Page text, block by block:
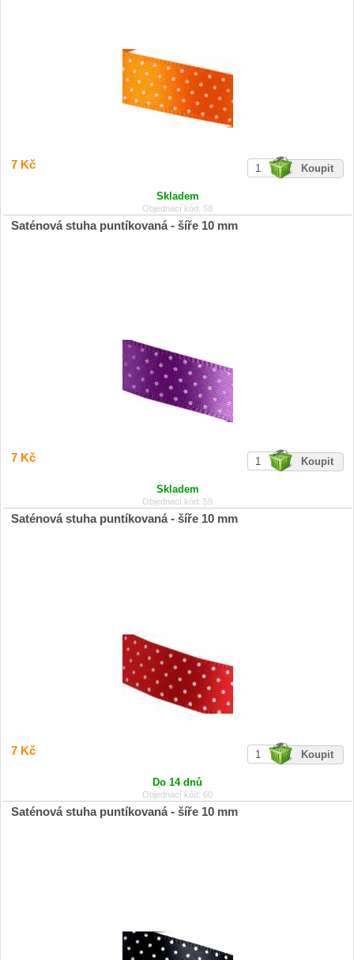
7 Kč
Skladem
Objednací kód: 58
Saténová stuha puntíkovaná - šíře 10 mm
7 Kč
Skladem
Objednací kód: 59
Saténová stuha puntíkovaná - šíře 10 mm
7 Kč
Do 14 dnů
Objednací kód: 60
Saténová stuha puntíkovaná - šíře 10 mm